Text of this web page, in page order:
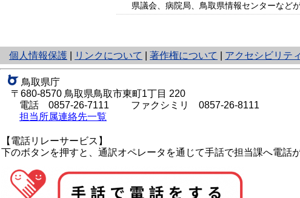
県議会、病院局、鳥取県情報センターなどが
個人情報保護
と
り
ッ
ト
へ
の
リンクについて 著作権について アクセシビリティ
鳥取県庁
〒680-8570 鳥取県鳥取市東町1丁目 220
電話 0857-26-7111 ファクシミリ 0857-26-8111
担当所属連絡先一覧
【電話リレーサービス】
下のボタンを押すと、通訳オペレータを通じて手話で担当課へ電話